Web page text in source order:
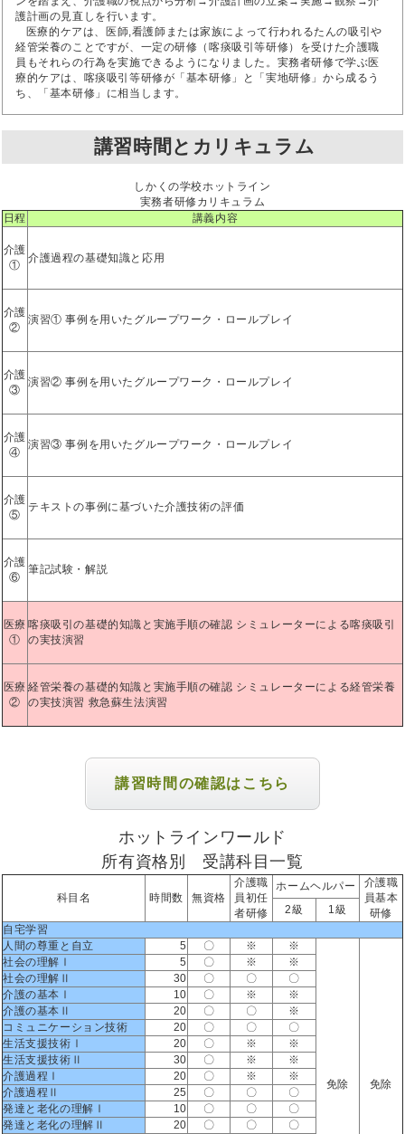
護計画の見直しを行います。
医療的ケアは、医師,看護師または家族によって行われるたんの吸引や
経管栄養のことですが、一定の研修（喀痰吸引等研修）を受けた介護職
員もそれらの行為を実施できるようになりました。実務者研修で学ぶ医
療的ケアは、喀痰吸引等研修が「基本研修」と「実地研修」から成るう
ち、「基本研修」に相当します。
講習時間とカリキュラム
しかくの学校ホットライン
実務者研修カリキュラム
日程
講義内容
介護
①
介護過程の基礎知識と応用
介護
②
演習① 事例を用いたグループワーク・ロールプレイ
介護
③
演習② 事例を用いたグループワーク・ロールプレイ
介護
④
演習③ 事例を用いたグループワーク・ロールプレイ
介護
⑤
テキストの事例に基づいた介護技術の評価
介護
⑥
筆記試験・解説
医療
①
喀痰吸引の基礎的知識と実施手順の確認 シミュレーターによる喀痰吸引
の実技演習
医療
②
経管栄養の基礎的知識と実施手順の確認 シミュレーターによる経管栄養
の実技演習 救急蘇生法演習
講習時間の確認はこちら
ホットラインワールド
所有資格別 受講科目一覧
科目名 時間数 無資格
介護職
員初任
者研修
ホームヘルパー
介護職
員基本
研修
2級
1級
自宅学習
人間の尊重と自立
5 〇 ※ ※
免除 免除
社会の理解Ⅰ 5 〇 ※
※
社会の理解Ⅱ
30 〇 〇
〇
介護の基本Ⅰ
10 〇 ※
※
介護の基本Ⅱ
20 〇 〇
※
コミュニケーション技術
20 〇 〇
〇
生活支援技術Ⅰ
20 〇 ※
※
生活支援技術Ⅱ
30 〇 ※
※
介護過程Ⅰ
20 〇 ※
※
介護過程Ⅱ
25 〇 〇
〇
発達と老化の理解Ⅰ
10 〇 〇
〇
発達と老化の理解Ⅱ
20 〇 〇 〇